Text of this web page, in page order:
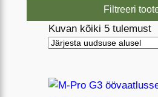
Filtreeri
Kuvan kõiki 5 tulemustS
i